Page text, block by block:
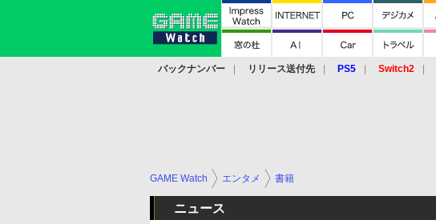
バックナンバー リリース送付先 PS5 Switch2
GAME Watch エンタメ 書籍
ニュース